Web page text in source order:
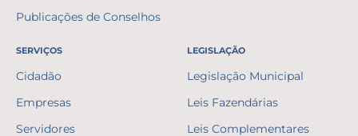
Publicações de Conselhos
SERVIÇOS
Cidadão
Empresas
Servidores
LEGISLAÇÃO
Legislação Municipal
Leis Fazendárias
Leis Complementares